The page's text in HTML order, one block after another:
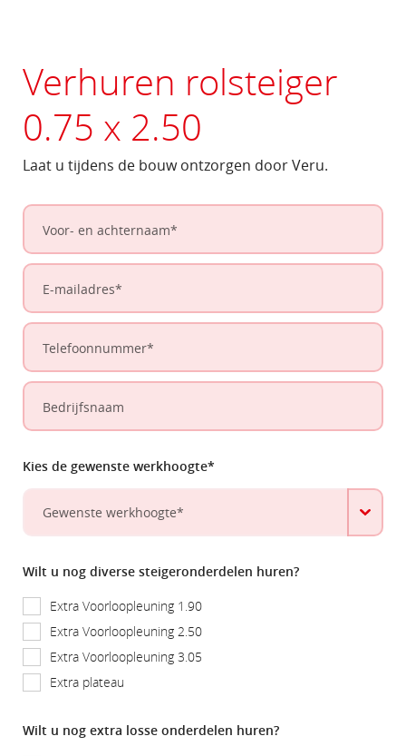
Verhuren rolsteiger
0.75 x 2.50
Laat u tijdens de bouw ontzorgen door Veru.
Kies de gewenste werkhoogte*
Wilt u nog diverse steigeronderdelen huren?
Extra Voorloopleuning 1.90
Extra Voorloopleuning 2.50
Extra Voorloopleuning 3.05
Extra plateau
Wilt u nog extra losse onderdelen huren?